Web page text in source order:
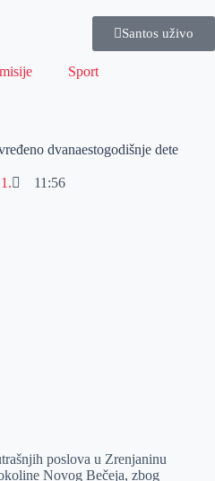
Santos uživo
Sport
dvanaestogodišnje dete
11:56
poslova u Zrenjaninu
Novog Bečeja, zbog